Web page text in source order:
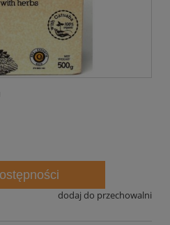
dodaj do przechowalni